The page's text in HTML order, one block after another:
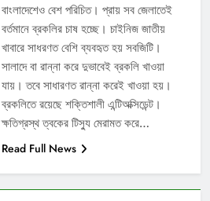
বাংলাদেশেও বেশ পরিচিত। প্রায় সব জেলাতেই
বর্তমানে ব্রকলির চাষ হচ্ছে। চাইনিজ জাতীয়
খাবারে সাধরণত বেশি ব্যবহৃত হয় সবজিটি।
সালাদে বা রান্না করে দুভাবেই ব্রকলি খাওয়া
যায়। তবে সাধারণত রান্না করেই খাওয়া হয়।
ব্রকলিতে রয়েছে শক্তিশালী এন্টিঅক্সিডেন্ট।
ক্ষতিগ্রস্থ ত্বকের টিস্যু মেরামত করে…
Read Full News